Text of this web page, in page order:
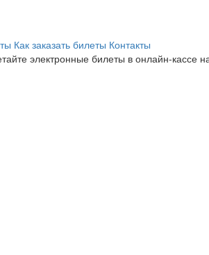
Как заказать билеты Контакты
электронные билеты в онлайн-кассе